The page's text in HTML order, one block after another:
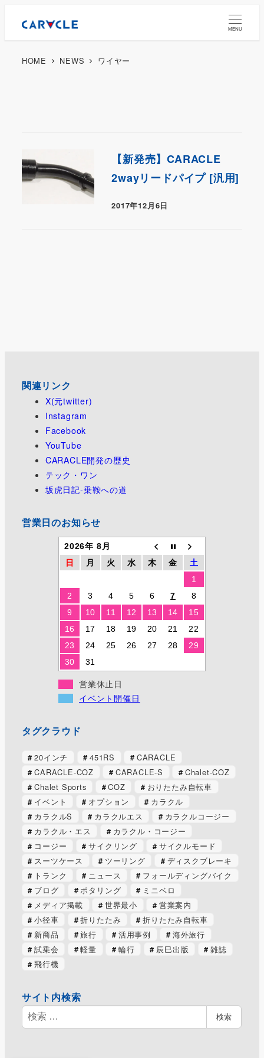
MENU
HOME NEWS ワイヤー
【新発売】CARACLE
2wayリードパイプ [汎用]
2017年12月6日
関連リンク
X(元twitter)
Instagram
Facebook
YouTube
CARACLE開発の歴史
テック・ワン
坂虎日記-乗鞍への道
営業日のお知らせ
2026年 8月
日
月 火 水 木 金
土
1
2
3 4 5 6 7
8
9
10 11 12 13 14
15
16
17 18 19 20 21
22
23
24 25 26 27 28
29
30
31
営業休止日
イベント開催日
タグクラウド
20インチ 451RS
CARACLE
CARACLE-COZ
CARACLE-S
Chalet-COZ
Chalet Sports
COZ
おりたたみ自転車
イベント
オプション
カラクル
カラクルS
カラクルエス
カラクルコージー
カラクル・エス
カラクル・コージー
コージー
サイクリング
サイクルモード
スーツケース
ツーリング
ディスクブレーキ
トランク
ニュース
フォールディングバイク
ブログ
ポタリング
ミニベロ
メディア掲載
世界最小
営業案内
小径車
折りたたみ
折りたたみ自転車
新商品
旅行 活用事例
海外旅行
試乗会
軽量 輪行 辰巳出版
雑誌
飛行機
サイト内検索
検
索
検索